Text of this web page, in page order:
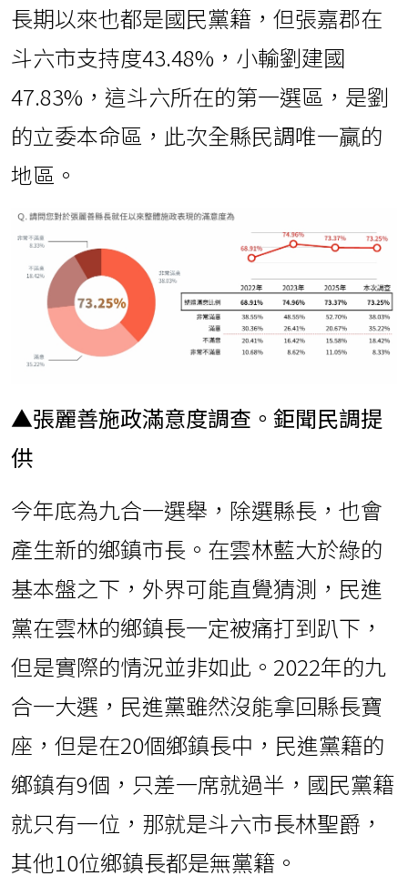
長期以來也都是國民黨籍，但張嘉郡在
斗六市支持度43.48%，小輸劉建國
47.83%，這斗六所在的第一選區，是劉
的立委本命區，此次全縣民調唯一贏的
地區。
▲張麗善施政滿意度調查。鉅聞民調提
供
今年底為九合一選舉，除選縣長，也會
產生新的鄉鎮市長。在雲林藍大於綠的
基本盤之下，外界可能直覺猜測，民進
黨在雲林的鄉鎮長一定被痛打到趴下，
但是實際的情況並非如此。2022年的九
合一大選，民進黨雖然沒能拿回縣長寶
座，但是在20個鄉鎮長中，民進黨籍的
鄉鎮有9個，只差一席就過半，國民黨籍
就只有一位，那就是斗六市長林聖爵，
其他10位鄉鎮長都是無黨籍。